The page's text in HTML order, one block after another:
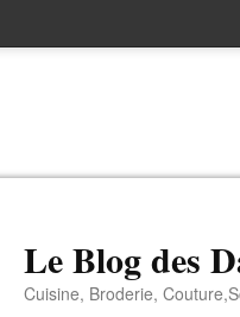
Le Blog des
Cuisine, Broderie,